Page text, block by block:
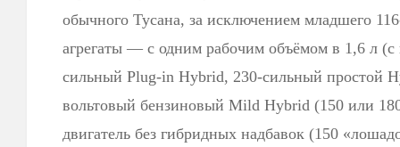
обычного Тусана, за исключением младшего
агрегаты — с одним рабочим объёмом в 1,6 л
сильный Plug-in Hybrid, 230-сильный простой
вольтовый бензиновый Mild Hybrid (150 или
двигатель без гибридных надбавок (150